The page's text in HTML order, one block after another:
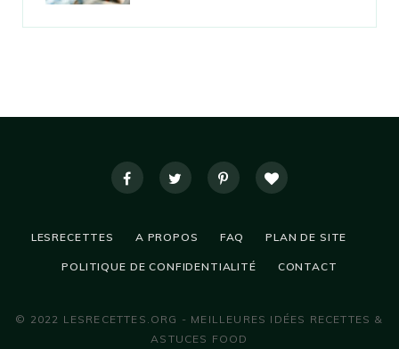
LESRECETTES A PROPOS FAQ PLAN DE SITE
POLITIQUE DE CONFIDENTIALITÉ CONTACT
© 2022 LESRECETTES.ORG - MEILLEURES IDÉES RECETTES &
ASTUCES FOOD